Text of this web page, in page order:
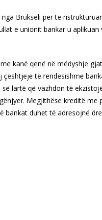
Brukseli për të
e unionit bankar u
kanë qenë në mëdyshje
të rëndësishme
lartë që vazhdon të
Megjithëse kreditë me
duhet të adresojnë